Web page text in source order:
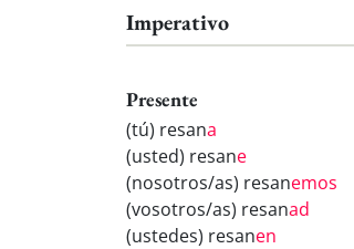
Imperativo
Presente
(tú) resana
(usted) resane
(nosotros/as) resanemos
(vosotros/as) resanad
(ustedes) resanen